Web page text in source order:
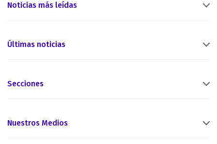
Noticias más leídas
Últimas noticias
Secciones
Nuestros Medios